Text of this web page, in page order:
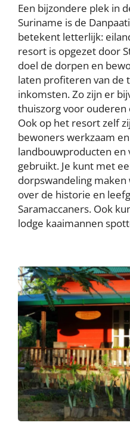
Een bijzondere plek in
Suriname is de
betekent letterlijk:
resort is opgezet door
doel de dorpen en
laten profiteren van de
inkomsten. Zo zijn er
thuiszorg voor ouderen
Ook op het resort zelf
bewoners werkzaam
landbouwproducten en
gebruikt. Je kunt met
dorpswandeling
over de historie en
Saramaccaners. Ook
lodge kaaimannen